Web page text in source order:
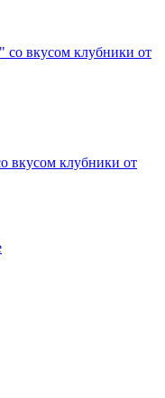
вкусом клубники от